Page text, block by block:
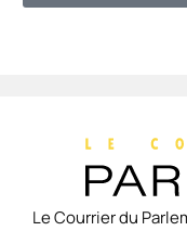
Le Courrier du